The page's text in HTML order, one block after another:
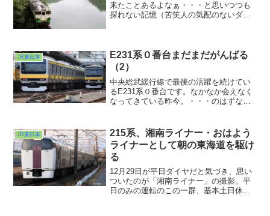
来たことあるよなぁ・・・と思いつつも
探れない記憶（苦笑人の気配のないダム
むしろこういうしっと...
JR東日本
E231系０番台まだまだがんばる
（2）
中央総武緩行線で最後の活躍を続けてい
るE231系０番台です。なかなか会えなく
なってきている昨今。・・・のはずなん
ずの０番台の離合シーンを地元・津田沼
駅で短時間で複数回見ることができたの
でした。
JR東日本
215系、湘南ライナー・おはよう
ライナーとして朝の東海道を駆け
る
12月29日が平日ダイヤだと気づき、思い
ついたのが「湘南ライナー」の撮影。平
日のみの運転のこの一群、基本土日休み